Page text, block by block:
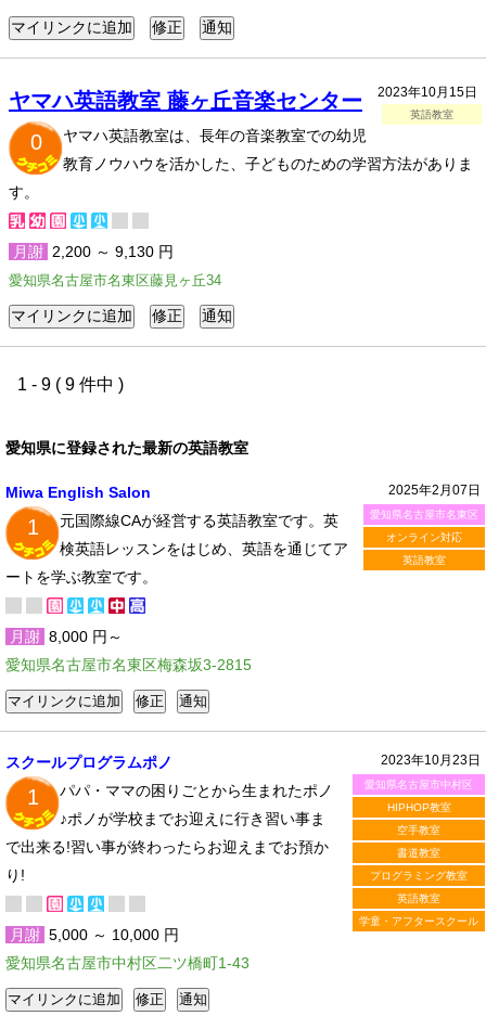
2023年10月15日
英語教室
ヤマハ英語教室 藤ヶ丘音楽センター
0
ヤマハ英語教室は、長年の音楽教室での幼児
教育ノウハウを活かした、子どものための学習方法がありま
す。
月謝 2,200 ～ 9,130 円
愛知県名古屋市名東区藤見ヶ丘34
1 - 9 ( 9 件中 )
愛知県に登録された最新の英語教室
2025年2月07日
愛知県名古屋市名東区
オンライン対応
英語教室
Miwa English Salon
1
元国際線CAが経営する英語教室です。英
検英語レッスンをはじめ、英語を通じてア
ートを学ぶ教室です。
月謝 8,000 円～
愛知県名古屋市名東区梅森坂3-2815
2023年10月23日
愛知県名古屋市中村区
HIPHOP教室
空手教室
書道教室
プログラミング教室
英語教室
学童・アフタースクール
スクールプログラムポノ
1
パパ・ママの困りごとから生まれたポノ
♪ポノが学校までお迎えに行き習い事ま
で出来る!習い事が終わったらお迎えまでお預か
り!
月謝 5,000 ～ 10,000 円
愛知県名古屋市中村区二ツ橋町1-43